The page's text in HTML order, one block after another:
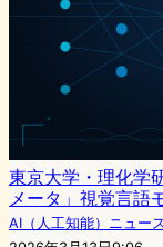
東京大学・理化学
メータ」視覚言語
AI（人工知能）ニュース